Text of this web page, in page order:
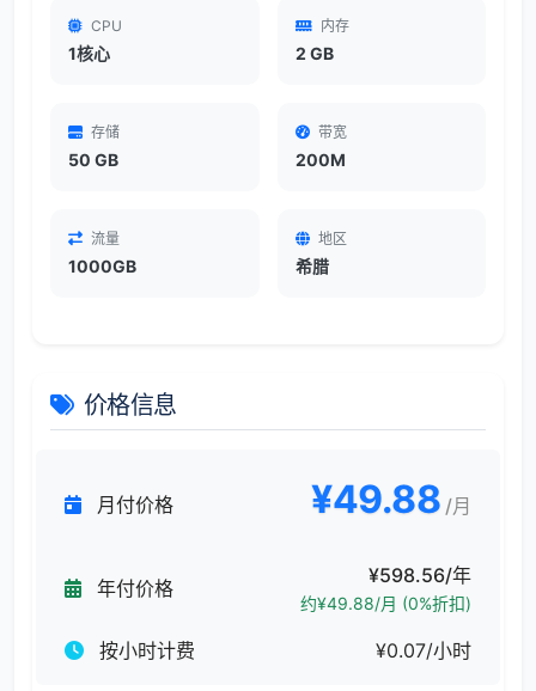
CPU
1核心
内存
2 GB
存储
50 GB
带宽
200M
流量
1000GB
地区
希腊
价格信息
月付价格 ¥49.88 /月
年付价格
¥598.56/年
约¥49.88/月 (0%折扣)
按小时计费 ¥0.07/小时